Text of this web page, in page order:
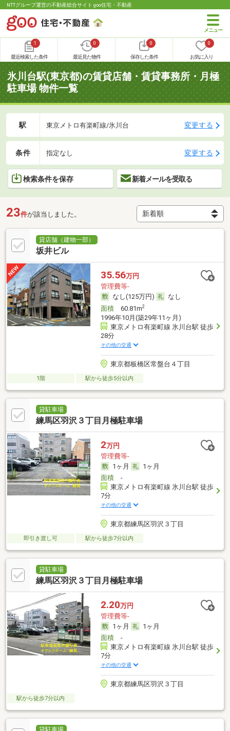
NTTグループ運営の不動産総合サイト goo住宅・不動産
1
最近検索した条件
0
最近見た物件
0
保存した条件
0
お気に入り
氷川台駅(東京都)の賃貸店舗・賃貸事務所・月極
駐車場 物件一覧
駅 東京メトロ有楽町線/氷川台 変更する
条件 指定なし 変更する
検索条件を保存 新着メールを受取る
23件が該当しました。
貸店舗（建物一部）
坂井ビル
35.56万円
管理費等-
なし(125万円)
なし
面積60.81m2
1996年10月(築29年11ヶ月)
東京メトロ有楽町線 氷川台駅 徒歩
28分
その他の交通
東京都板橋区常盤台４丁目
1階 駅から徒歩5分以内
貸駐車場
練馬区羽沢３丁目月極駐車場
2万円
管理費等-
1ヶ月
1ヶ月
面積-
東京メトロ有楽町線 氷川台駅 徒歩
7分
その他の交通
東京都練馬区羽沢３丁目
即引き渡し可 駅から徒歩7分以内
貸駐車場
練馬区羽沢３丁目月極駐車場
2.20万円
管理費等-
1ヶ月
1ヶ月
面積-
東京メトロ有楽町線 氷川台駅 徒歩
7分
その他の交通
東京都練馬区羽沢３丁目
駅から徒歩7分以内
貸駐車場